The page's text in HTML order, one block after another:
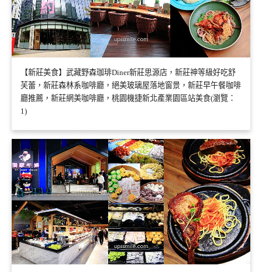
【新莊美食】武藏野森珈琲Diner新莊思源店，新莊神等級好吃舒
芙蕾，新莊森林系咖啡廳，絕美玻璃屋落地窗景，新莊早午餐咖啡
廳推薦，新莊網美咖啡廳，桃園機捷新北產業園區站美食(瀏覽：
1)